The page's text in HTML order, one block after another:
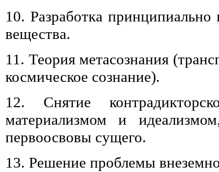
10. Разработка
вещества.
11. Теория метасознания
космическое сознание).
12. Снятие
материализмом и
первоосвовы сущего.
13. Решение проблемы